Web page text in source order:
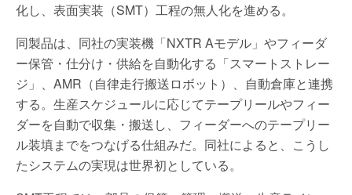
化し、表面実装（SMT）工程の無人化を進める。
同製品は、同社の実装機「NXTR Aモデル」やフィーダ
ー保管・仕分け・供給を自動化する「スマートストレー
ジ」、AMR（自律走行搬送ロボット）、自動倉庫と連携
する。生産スケジュールに応じてテープリールやフィー
ダーを自動で収集・搬送し、フィーダーへのテープリー
ル装填までをつなげる仕組みだ。同社によると、こうし
たシステムの実現は世界初としている。